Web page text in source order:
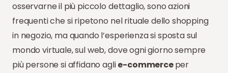
osservarne il più piccolo dettaglio, sono azioni
frequenti che si ripetono nel rituale dello shopping
in negozio, ma quando l’esperienza si sposta sul
mondo virtuale, sul web, dove ogni giorno sempre
più persone si affidano aglie-commerceper